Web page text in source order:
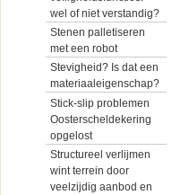
wel of niet verstandig?
Stenen palletiseren
met een robot
Stevigheid? Is dat een
materiaaleigenschap?
Stick-slip problemen
Oosterscheldekering
opgelost
Structureel verlijmen
wint terrein door
veelzijdig aanbod en